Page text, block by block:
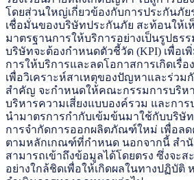
โดยส่วนใหญ่เกี่ยวข้องกับการประกันภั
เชื่อมั่นของบริษัทประกันภัย สะท้อนให้เ
มาตรฐานการให้บริการอย่างเป็นรูปธ
บริษัทจะต้องกำหนดตัวชี้วัด (KPI) เพื่อเ
การให้บริการและลดโอกาสการเกิดเรื่
เพื่อวิเคราะห์สาเหตุของปัญหาและร่ว
สำคัญ จะกำหนดให้คณะกรรมการบริหา
บริหารความเสี่ยงแบบองค์รวม และกา
นำมาตรการกำกับเข้มข้นมาใช้กับบริษัท
การจำกัดการออกผลิตภัณฑ์ใหม่ เพื่อล
ตามหลักเกณฑ์ที่กำหนด นอกจากนี้ สำนัก
สามารถเข้าถึงข้อมูลได้โดยตรง ซึ่งจะ
อย่างใกล้ชิดเพื่อให้เกิดผลในทางปฏิบัติ